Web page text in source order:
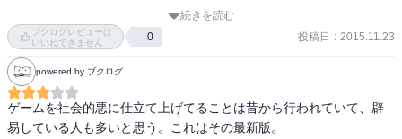
分裂病といった）を併発するように、
ネットゲーム依存患者も統合失調症を患う比率は非常に高いと判明
している。
やはり、無料には理由があって、簡単に幸せになる魔法の道具はな
かった。
2014年の厚生労働省の調査によると、日本には４２１万人のネッ
現実世界のめんどくささをなんでゲームでも・・・って思うんだけ
ど、依存度半端ないってくらいだから、面白い人には面白いんだろ
うなー。
子もゲーム大好きなので、警戒マックスでいろいろ挑みたいと思い
ます。
この本を読んで、その違和感の正体が
少しわかった気がします。それは
底無し沼のようにはまっていき、
人の心やからだが、徐々に
変容を来してしまうこと…
続きを読む
ブクログレビューは
いいねできません
0 投稿日 : 2015.11.23
powered by ブクログ
ゲームを社会的悪に仕立て上げてることは昔から行われていて、辟
易している人も多いと思う。これはその最新版。